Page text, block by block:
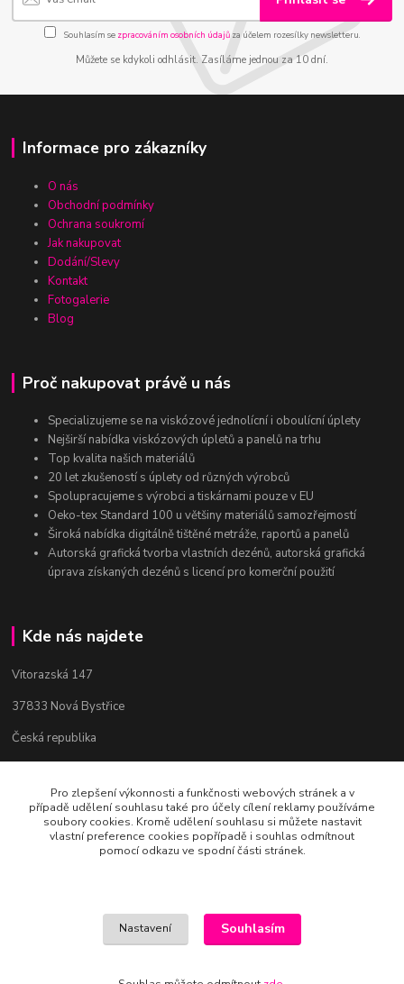
Souhlasím se zpracováním osobních údajůza účelem rozesílky newsletteru.
Můžete se kdykoli odhlásit. Zasíláme jednou za 10 dní.
Informace pro zákazníky
O nás
Obchodní podmínky
Ochrana soukromí
Jak nakupovat
Dodání/Slevy
Kontakt
Fotogalerie
Blog
Proč nakupovat právě u nás
Specializujeme se na viskózové jednolícní i oboulícní úplety
Nejširší nabídka viskózových úpletů a panelů na trhu
Top kvalita našich materiálů
20 let zkušeností s úplety od různých výrobců
Spolupracujeme s výrobci a tiskárnami pouze v EU
Oeko-tex Standard 100 u většiny materiálů samozřejmostí
Široká nabídka digitálně tištěné metráže, raportů a panelů
Autorská grafická tvorba vlastních dezénů, autorská grafická
úprava získaných dezénů s licencí pro komerční použití
Kde nás najdete
Vitorazská 147
37833 Nová Bystřice
Česká republika
Kontakty
Bc. Věra Pospíchalová
+420 608 223 558
art-mania@email.cz
Pro zlepšení výkonnosti a funkčnosti webových stránek a v
případě udělení souhlasu také pro účely cílení reklamy používáme
soubory cookies. Kromě udělení souhlasu si můžete nastavit
vlastní preference cookies popřípadě i souhlas odmítnout
pomocí odkazu ve spodní části stránek.
Nastavení Souhlasím